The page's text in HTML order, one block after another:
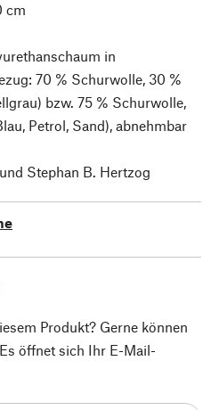
cm
in
70 % Schurwolle, 30 %
bzw. 75 % Schurwolle,
Petrol, Sand), abnehmbar
Stephan B. Hertzog
Produkt? Gerne können
öffnet sich Ihr E-Mail-